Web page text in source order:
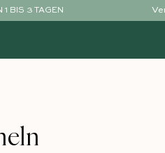
BIS 3 TAGEN